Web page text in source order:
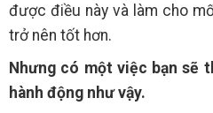
được điều này và làm cho
trở nên tốt hơn.
Nhưng có một việc bạn sẽ
hành động như vậy.